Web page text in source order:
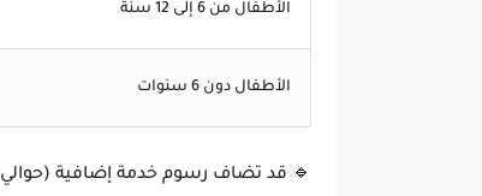
الأطفال من 6 إلى 12 سنة
الأطفال دون 6 سنوات
🔹 قد تضاف رسوم خدمة إضافية (حوالي 250 إلى 300 درهم) عند التقديم عبر مركز